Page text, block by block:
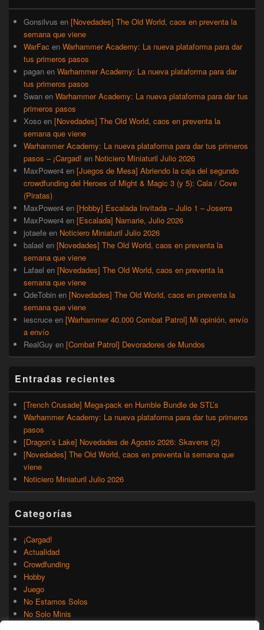
primaria
Gonsilvus en [Novedades] The Old World, caos en preventa la
semana que viene
WarFac en Warhammer Academy: La nueva plataforma para dar
tus primeros pasos
pagan en Warhammer Academy: La nueva plataforma para dar
tus primeros pasos
Swan en Warhammer Academy: La nueva plataforma para dar tus
primeros pasos
Xoso en [Novedades] The Old World, caos en preventa la
semana que viene
Warhammer Academy: La nueva plataforma para dar tus primeros
pasos – ¡Cargad! en Noticiero Miniaturil Julio 2026
MaxPower4 en [Juegos de Mesa] Abriendo la caja del segundo
crowdfunding del Heroes of Might & Magic 3 (y 5): Cala / Cove
(Piratas)
MaxPower4 en [Hobby] Escalada Invitada – Julio 1 – Joserra
MaxPower4 en [Escalada] Namarie, Julio 2026
jotaefe en Noticiero Miniaturil Julio 2026
balael en [Novedades] The Old World, caos en preventa la
semana que viene
Lafael en [Novedades] The Old World, caos en preventa la
semana que viene
QdeTobin en [Novedades] The Old World, caos en preventa la
semana que viene
iescruce en [Warhammer 40.000 Combat Patrol] Mi opinión, envío
a envío
RealGuy en [Combat Patrol] Devoradores de Mundos
Entradas recientes
[Trench Crusade] Mega-pack en Humble Bundle de STL’s
Warhammer Academy: La nueva plataforma para dar tus primeros
pasos
[Dragon’s Lake] Novedades de Agosto 2026: Skavens (2)
[Novedades] The Old World, caos en preventa la semana que
viene
Noticiero Miniaturil Julio 2026
Categorías
¡Cargad!
Actualidad
Crowdfunding
Hobby
Juego
No Estamos Solos
No Solo Minis